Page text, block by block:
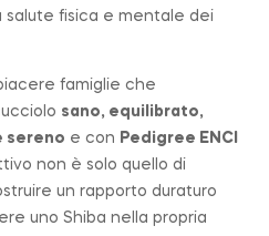
salute fisica e mentale dei
famiglie che
sano, equilibrato,
sereno e con Pedigree ENCI
non è solo quello di
un rapporto duraturo
uno Shiba nella propria